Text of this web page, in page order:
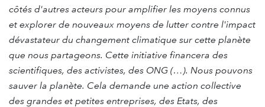
côtés d'autres acteurs pour amplifier les moyens connus
et explorer de nouveaux moyens de lutter contre l'impact
dévastateur du changement climatique sur cette planète
que nous partageons. Cette initiative financera des
scientifiques, des activistes, des ONG (…). Nous pouvons
sauver la planète. Cela demande une action collective
des grandes et petites entreprises, des Etats, des